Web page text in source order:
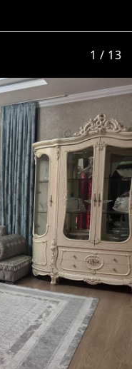
1 / 13